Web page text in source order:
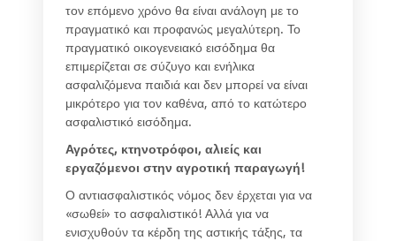
τον επόμενο χρόνο θα είναι ανάλογη με το
πραγματικό και προφανώς μεγαλύτερη. Το
πραγματικό οικογενειακό εισόδημα θα
επιμερίζεται σε σύζυγο και ενήλικα
ασφαλιζόμενα παιδιά και δεν μπορεί να είναι
μικρότερο για τον καθένα, από το κατώτερο
ασφαλιστικό εισόδημα.
Αγρότες, κτηνοτρόφοι, αλιείς και
εργαζόμενοι στην αγροτική παραγωγή!
Ο αντιασφαλιστικός νόμος δεν έρχεται για να
«σωθεί» το ασφαλιστικό! Αλλά για να
ενισχυθούν τα κέρδη της αστικής τάξης, τα